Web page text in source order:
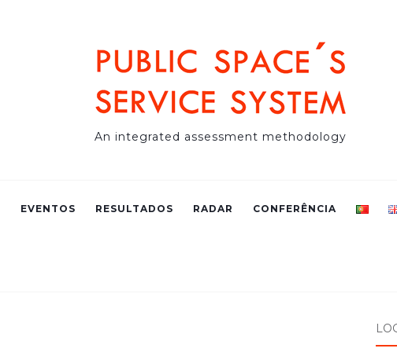
An integrated assessment methodology
EVENTOS RESULTADOS RADAR CONFERÊNCIA